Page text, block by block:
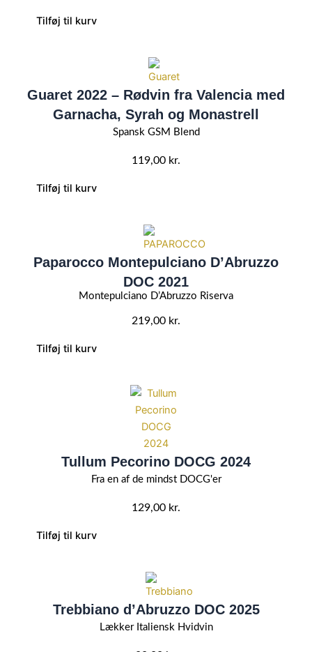
Tilføj til kurv
Guaret 2022 – Rødvin fra Valencia med
Garnacha, Syrah og Monastrell
Spansk GSM Blend
119,00 kr.
Tilføj til kurv
Paparocco Montepulciano D’Abruzzo
DOC 2021
Montepulciano D’Abruzzo Riserva
219,00 kr.
Tilføj til kurv
Tullum Pecorino DOCG 2024
Fra en af de mindst DOCG'er
129,00 kr.
Tilføj til kurv
Trebbiano d’Abruzzo DOC 2025
Lækker Italiensk Hvidvin